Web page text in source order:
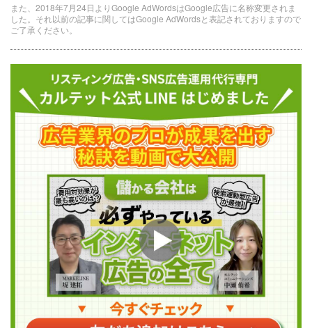
また、2018年7月24日よりGoogle AdWordsはGoogle広告に名称変更されま
した。それ以前の記事に関してはGoogle AdWordsと表記されておりますので
ご了承ください。